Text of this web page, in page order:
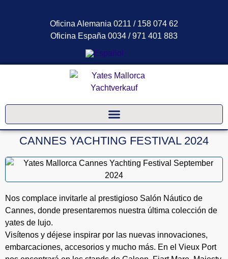
Oficina Alemania 0211 / 158 074 62
Oficina España 0034 / 971 401 883
CANNES YACHTING FESTIVAL 2024
Nos complace invitarle al prestigioso Salón Náutico de
Cannes, donde presentaremos nuestra última colección de
yates de lujo.
Visítenos y déjese inspirar por las nuevas innovaciones,
embarcaciones, accesorios y mucho más. En el Vieux Port